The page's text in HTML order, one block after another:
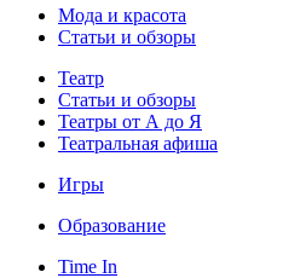
Мода и красота
Статьи и обзоры
Театр
Статьи и обзоры
Театры от А до Я
Театральная афиша
Игры
Образование
Time In